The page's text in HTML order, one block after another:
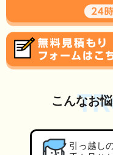
こんなお
引っ越し